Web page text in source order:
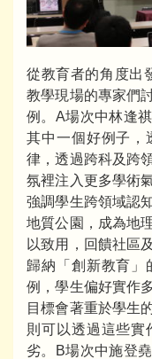
從教育者的角度出
教學現場的專家們
例。A場次中林逢
其中一個好例子，
律，透過跨科及跨
氛裡注入更多學術
強調學生跨領域認
地質公園，成為地
以致用，回饋社區
歸納「創新教育」
例，學生偏好實作
目標會著重於學生
則可以透過這些實
劣。B場次中施登